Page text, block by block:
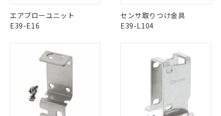
"対応済み"や非含有の記載がされた商品であっても、流通
在庫等で未対応品が混在する可能性があります。
非含有品が必要な際は、弊社営業部門もしくは販売店へお
問い合わせください。
その他の認証はこちらのページからご検索ください
エアブローユニット
E39-E16
センサ取りつけ金具
E39-L104
※1 対応状況
対応済み：EU RoHS指令（10物質）の
非含有に対応した製品が提供可能な商品で